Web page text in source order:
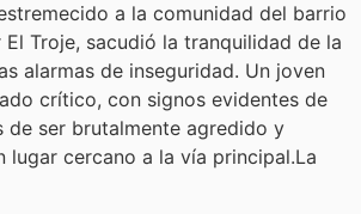
a la comunidad del barrio
El Troje, sacudió la tranquilidad de la
alarmas de inseguridad. Un joven
crítico, con signos evidentes de
de ser brutalmente agredido y
lugar cercano a la vía principal.La